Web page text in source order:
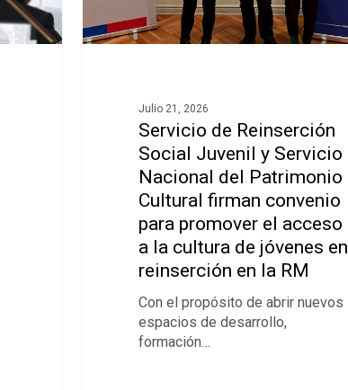
Julio 21, 2026
Servicio de Reinserción
Social Juvenil y Servicio
Nacional del Patrimonio
Cultural firman convenio
para promover el acceso
a la cultura de jóvenes en
reinserción en la RM
Con el propósito de abrir nuevos
espacios de desarrollo,
formación…